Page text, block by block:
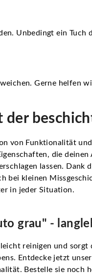
Unbedingt ein Tuch
Gerne helfen
der
von Funktionalität
die
lassen. Dank
bei kleinen
in jeder Situation.
grau" -
reinigen und
Entdecke jetzt
Bestelle sie noch